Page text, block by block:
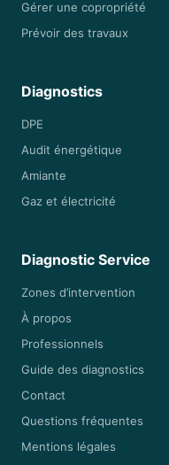
Gérer une copropriété
Prévoir des travaux
Diagnostics
DPE
Audit énergétique
Amiante
Gaz et électricité
Diagnostic Service
Zones d’intervention
À propos
Professionnels
Guide des diagnostics
Contact
Questions fréquentes
Mentions légales